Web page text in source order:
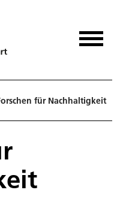
für Nachhaltigkeit